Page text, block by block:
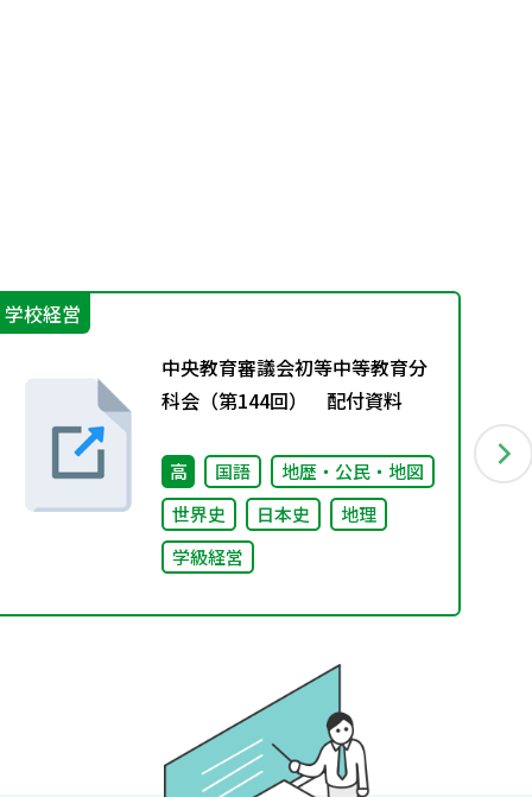
学校経営
中央教育審議会初等中等教育分
科会（第144回） 配付資料
高 国語
地歴・公民・地図
世界史
日本史
地理
学級経営